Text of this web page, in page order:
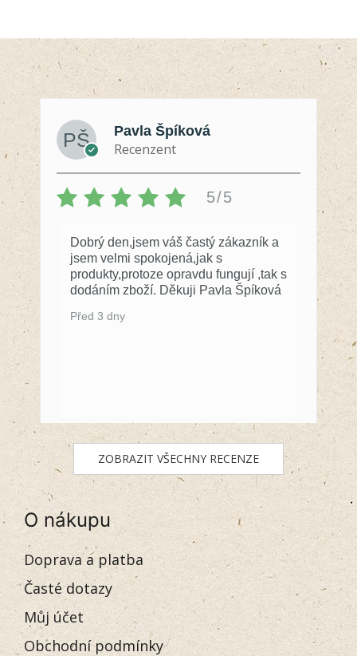
Pavla Špíková
Recenzent
5/5
Dobrý den,jsem váš častý zákazník a
jsem velmi spokojená,jak s
produkty,protoze opravdu fungují ,tak s
dodáním zboží. Děkuji Pavla Špíková
Před 3 dny
ZOBRAZIT VŠECHNY RECENZE
O nákupu
Doprava a platba
Časté dotazy
Můj účet
Obchodní podmínky